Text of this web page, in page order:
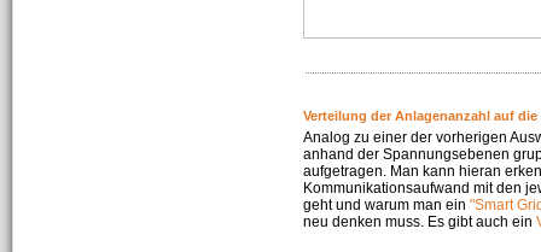
Verteilung der Anlagenanzahl auf die
Analog zu einer der vorherigen
anhand der Spannungsebenen
aufgetragen. Man kann hieran
Kommunikationsaufwand mit den
geht und warum man ein "Smart
neu denken muss. Es gibt auch ein